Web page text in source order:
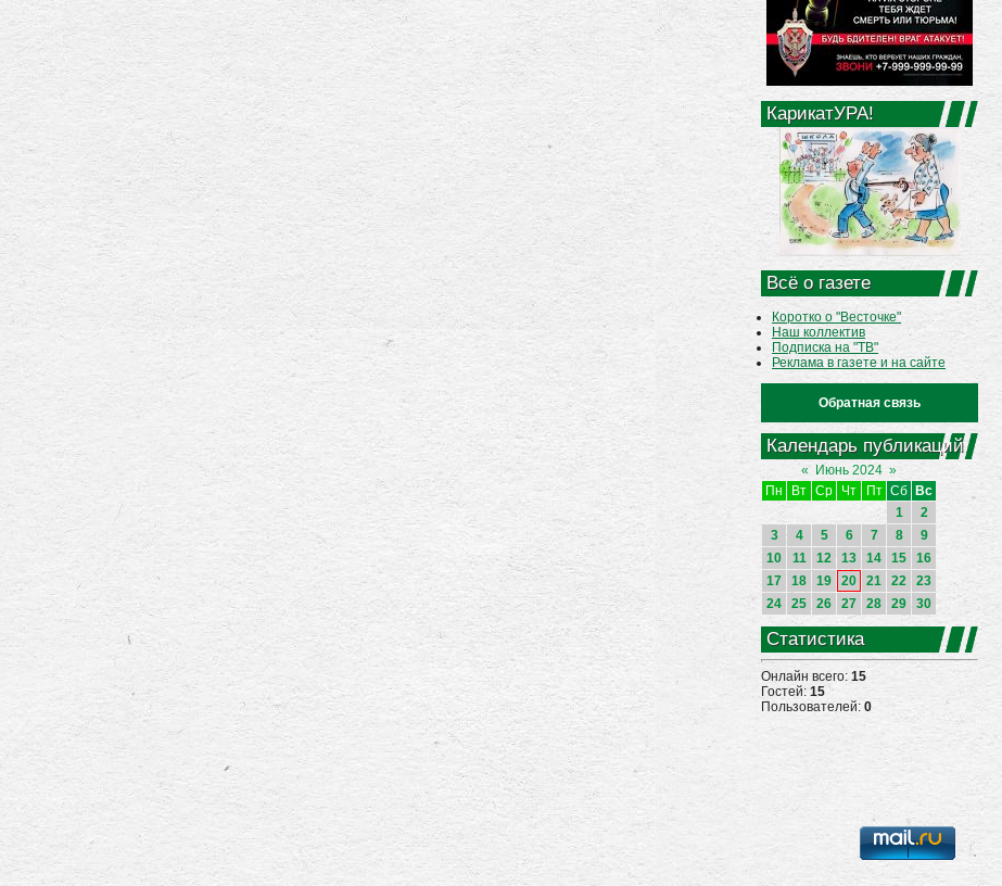
КарикатУРА!
Всё о газете
Коротко о "Весточке"
Наш коллектив
Подписка на "ТВ"
Реклама в газете и на сайте
Обратная связь
Календарь публикаций
« Июнь 2024 »
Пн
Вт Ср Чт Пт Сб
Вс
1
2
3
4 5 6 7 8
9
10
11 12 13 14 15
16
17
18 19 20 21 22
23
24
25 26 27 28 29 30
Статистика
Онлайн всего: 15
Гостей: 15
Пользователей: 0